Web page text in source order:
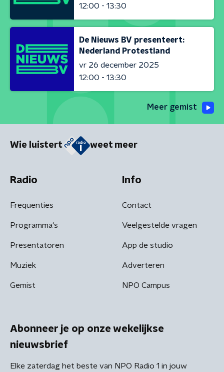
12:00 - 13:30
De Nieuws BV presenteert:
Nederland Protestland
vr 26 december 2025
12:00 - 13:30
Meer gemist
Wie luistert weet meer
Radio
Frequenties
Programma's
Presentatoren
Muziek
Gemist
Info
Contact
Veelgestelde vragen
App de studio
Adverteren
NPO Campus
Abonneer je op onze wekelijkse
nieuwsbrief
Elke zaterdag het beste van NPO Radio 1 in jouw